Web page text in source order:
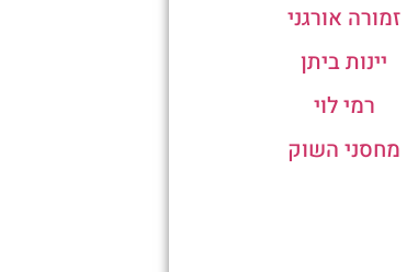
זמורה אורגני
יינות ביתן
רמי לוי
מחסני השוק